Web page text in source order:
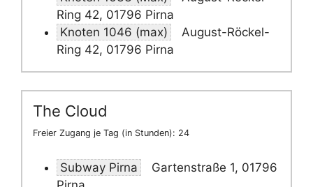
Ring 42, 01796 Pirna
Knoten 1046 (max)
August-Röckel-
Ring 42, 01796 Pirna
The Cloud
Freier Zugang je Tag (in Stunden): 24
Subway Pirna
Gartenstraße 1, 01796